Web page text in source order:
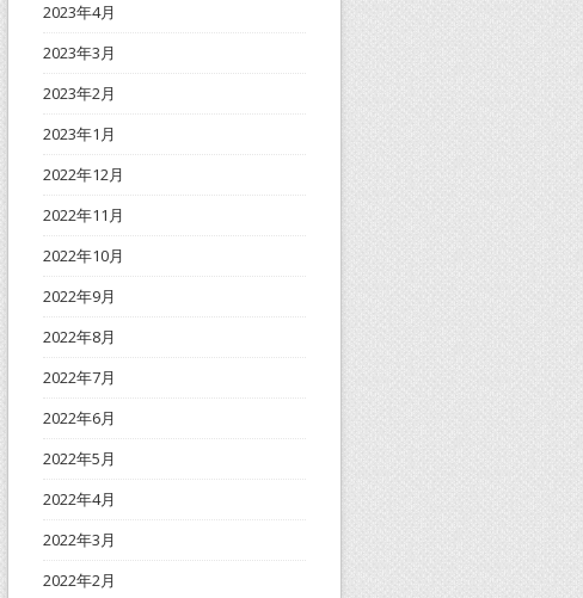
2023年4月
2023年3月
2023年2月
2023年1月
2022年12月
2022年11月
2022年10月
2022年9月
2022年8月
2022年7月
2022年6月
2022年5月
2022年4月
2022年3月
2022年2月